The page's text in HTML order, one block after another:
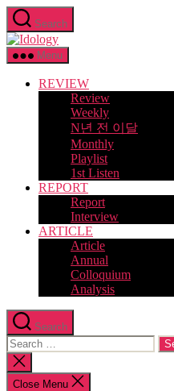
Skip
to
the
content
Search
Idology
Menu
REVIEW
Review
Weekly
N년 전 이달
Monthly
Playlist
1st Listen
REPORT
Report
Interview
ARTICLE
Article
Annual
Colloquium
Analysis
Search
Search
for:
Close
search
Close Menu